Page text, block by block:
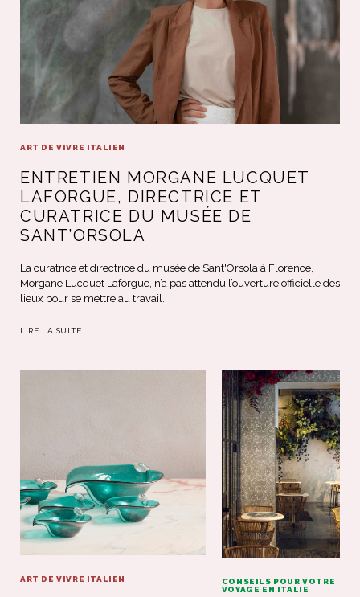
ART DE VIVRE ITALIEN
ENTRETIEN MORGANE LUCQUET
LAFORGUE, DIRECTRICE ET
CURATRICE DU MUSÉE DE
SANT’ORSOLA
La curatrice et directrice du musée de Sant'Orsola à Florence,
Morgane Lucquet Laforgue, n’a pas attendu l’ouverture officielle des
lieux pour se mettre au travail.
LIRE LA SUITE
ART DE VIVRE ITALIEN
CONSEILS POUR VOTRE
VOYAGE EN ITALIE